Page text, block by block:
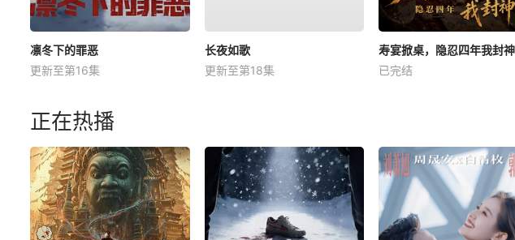
凛冬下的罪恶
更新至第16集
长夜如歌
更新至第18集
寿宴掀桌，隐忍四年我封神
已完结
正在热播